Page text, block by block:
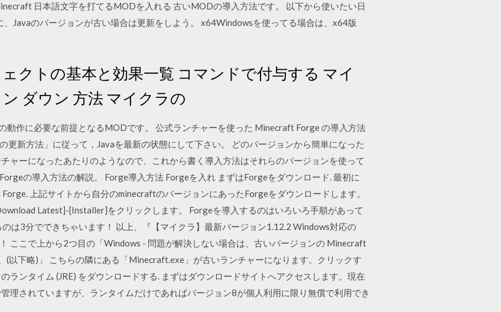
日本語文字を打てるMODを入れる 古いMODの導入方法です。 以下から使いたい日
Javaのバージョンが古い場合は更新をしよう。 x64Windowsを使ってる場合は、x64版
クトの基本と効果一覧 コマンドで付与する マイ
ダウン 方法 マイクラの
作に必要な前提となるMODです。 公式ランチャーを使った Minecraft Forge の導入方法
更新方法」に従って，Javaを最新の状態にして下さい。 どのバージョンから簡単になった
ャーになったあたりのようなので、これから書く導入方法はそれらのバージョンを使って
の導入方法の解説。 Forge導入方法 Forgeを入れ まずはForgeをダウンロード. 最初に
上記サイトから自分のminecraftのバージョンにあったForgeをダウンロードします。
Latest]-[Installer]をクリックします。 Forgeを導入するのはいろいろ手順があって
は3分でできちゃいます！ 以上、『【マイクラ】最新バージョン1.12.2 Windows対応の
ここで上から2つ目の「Windows - 問題が解決しない場合は、古いバージョンの Minecraft
(以下略)」 こちらの隣にある「Minecraft.exe」が古いランチャーになります。クリックす
ランタイム (JRE) をダウンロードする. まずはダウンロードサイトへアクセスします。現在
理されていますが、ランタイムだけであればバージョン8が個人利用に限り無償で利用でき